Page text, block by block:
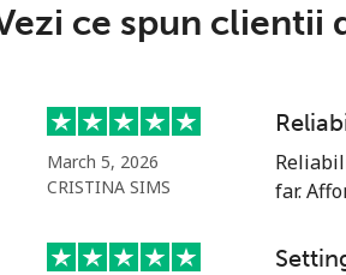
400 min
204
ce spun clientii
March 5, 2026
CRISTINA SIMS
far.